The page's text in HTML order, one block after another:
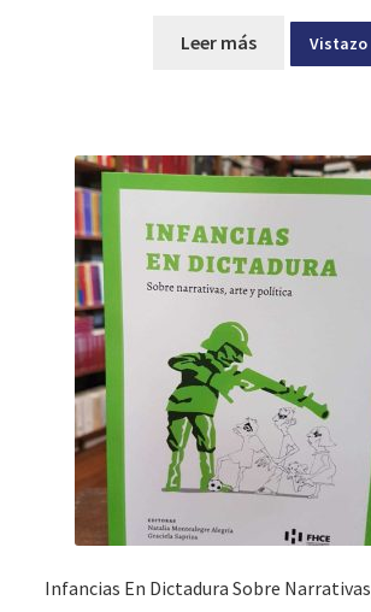
Leer más Vistazo
Infancias En Dictadura Sobre